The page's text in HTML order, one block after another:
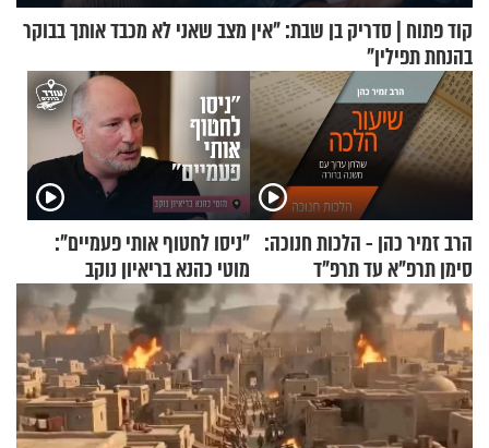
קוד פתוח | סדריק בן שבת: "אין מצב שאני לא מכבד אותך בבוקר
בהנחת תפילין"
הרב זמיר כהן - הלכות חנוכה:
סימן תרפ"א עד תרפ"ד
"ניסו לחטוף אותי פעמיים":
מוטי כהנא בריאיון נוקב